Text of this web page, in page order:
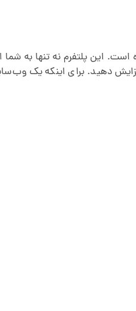
این پلتفرم نه تنها به
دهید. برای اینکه یک